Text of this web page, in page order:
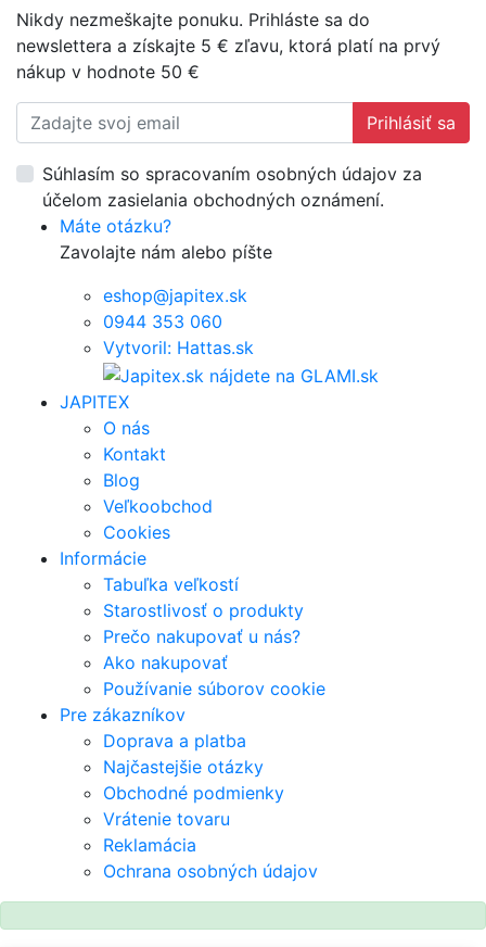
Nikdy nezmeškajte ponuku. Prihláste sa do
newslettera a získajte 5 € zľavu, ktorá platí na prvý
nákup v hodnote 50 €
Prihlásiť sa
Súhlasím so spracovaním osobných údajov za
účelom zasielania obchodných oznámení.
Máte otázku?
Zavolajte nám alebo píšte
eshop@japitex.sk
0944 353 060
Vytvoril: Hattas.sk
JAPITEX
O nás
Kontakt
Blog
Veľkoobchod
Cookies
Informácie
Tabuľka veľkostí
Starostlivosť o produkty
Prečo nakupovať u nás?
Ako nakupovať
Používanie súborov cookie
Pre zákazníkov
Doprava a platba
Najčastejšie otázky
Obchodné podmienky
Vrátenie tovaru
Reklamácia
Ochrana osobných údajov